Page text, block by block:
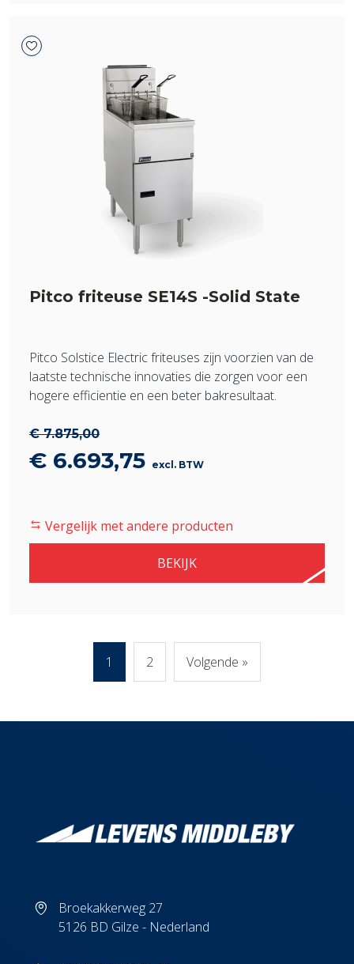
Pitco friteuse SE14S -Solid State
Pitco Solstice Electric friteuses zijn voorzien van de
laatste technische innovaties die zorgen voor een
hogere efficientie en een beter bakresultaat.
€7.875,00
Oorspronkelijke
was:
€ 6.693,75Huidige
is:
€ 6.693,75.
excl. BTW
Vergelijk met andere producten
BEKIJK
1 2 Volgende »
Broekakkerweg 27
5126 BD Gilze - Nederland